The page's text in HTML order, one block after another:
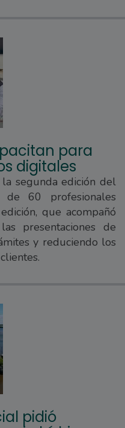
para
digitales
segunda edición del
60 profesionales
que acompañó
presentaciones de
y reduciendo los
pidió